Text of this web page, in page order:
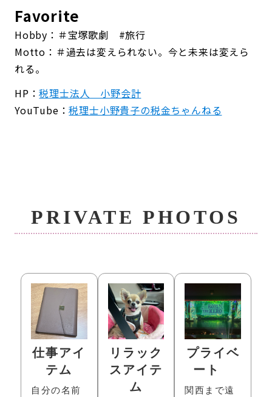
Favorite
Hobby： ＃宝塚歌劇 #旅行
Motto： ＃過去は変えられない。今と未来は変えら
れる。
HP：税理士法人 小野会計
YouTube：税理士小野貴子の税金ちゃんねる
PRIVATE PHOTOS
仕事アイ
テム
自分の名前
リラック
スアイテ
ム
プライベ
ート
関西まで遠